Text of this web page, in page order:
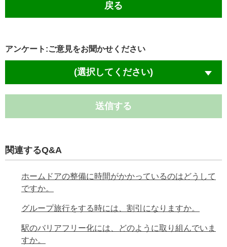
戻る
アンケート:ご意見をお聞かせください
(選択してください)
送信する
関連するQ&A
ホームドアの整備に時間がかかっているのはどうして
ですか。
グループ旅行をする時には、割引になりますか。
駅のバリアフリー化には、どのように取り組んでいま
すか。